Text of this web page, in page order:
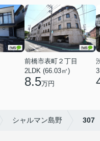
前橋市表町２丁目
2LDK (66.03㎡)
8.5万円
シャルマン島野 307